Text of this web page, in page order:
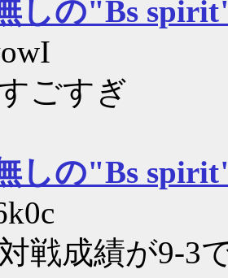
しの"Bs
ごすぎ
しの"Bs
戦成績が9-3